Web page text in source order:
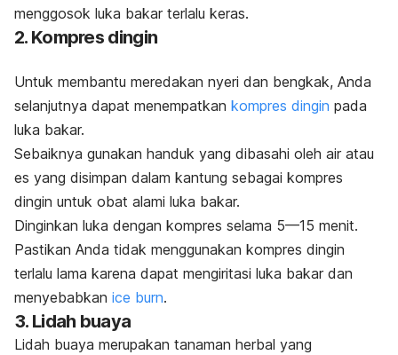
menggosok luka bakar terlalu keras.
2. Kompres dingin
Untuk membantu meredakan nyeri dan bengkak, Anda
selanjutnya dapat menempatkan kompres dingin pada
luka bakar.
Sebaiknya gunakan handuk yang dibasahi oleh air atau
es yang disimpan dalam kantung sebagai kompres
dingin untuk obat alami luka bakar.
Dinginkan luka dengan kompres selama 5—15 menit.
Pastikan Anda tidak menggunakan kompres dingin
terlalu lama karena dapat mengiritasi luka bakar dan
menyebabkan ice burn.
3. Lidah buaya
Lidah buaya merupakan tanaman herbal yang